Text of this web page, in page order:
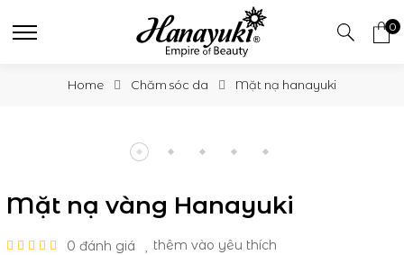
0
Home Chăm sóc da Mặt nạ hanayuki
Mặt nạ vàng Hanayuki
0 đánh giá thêm vào yêu thích